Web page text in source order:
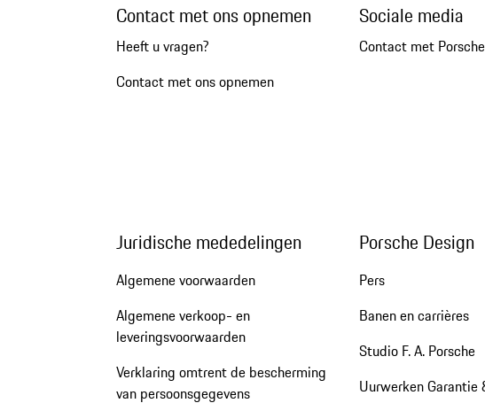
Contact met ons opnemen
Heeft u vragen?
Contact met ons opnemen
Sociale media
Contact met Porsche
Juridische mededelingen
Algemene voorwaarden
Algemene verkoop- en
leveringsvoorwaarden
Verklaring omtrent de bescherming
van persoonsgegevens
Porsche Design
Pers
Banen en carrières
Studio F. A. Porsche
Uurwerken Garantie